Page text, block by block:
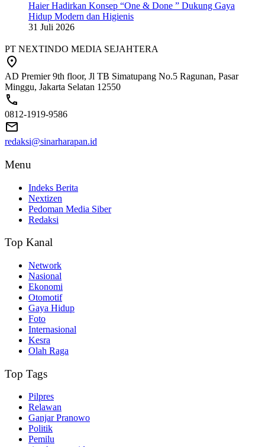
Haier Hadirkan Konsep “One & Done ” Dukung Gaya
Hidup Modern dan Higienis
31 Juli 2026
PT NEXTINDO MEDIA SEJAHTERA
AD Premier 9th floor, Jl TB Simatupang No.5 Ragunan, Pasar
Minggu, Jakarta Selatan 12550
0812-1919-9586
redaksi@sinarharapan.id
Menu
Indeks Berita
Nextizen
Pedoman Media Siber
Redaksi
Top Kanal
Network
Nasional
Ekonomi
Otomotif
Gaya Hidup
Foto
Internasional
Kesra
Olah Raga
Top Tags
Pilpres
Relawan
Ganjar Pranowo
Politik
Pemilu